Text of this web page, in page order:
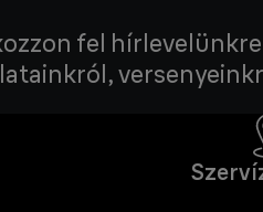
fel